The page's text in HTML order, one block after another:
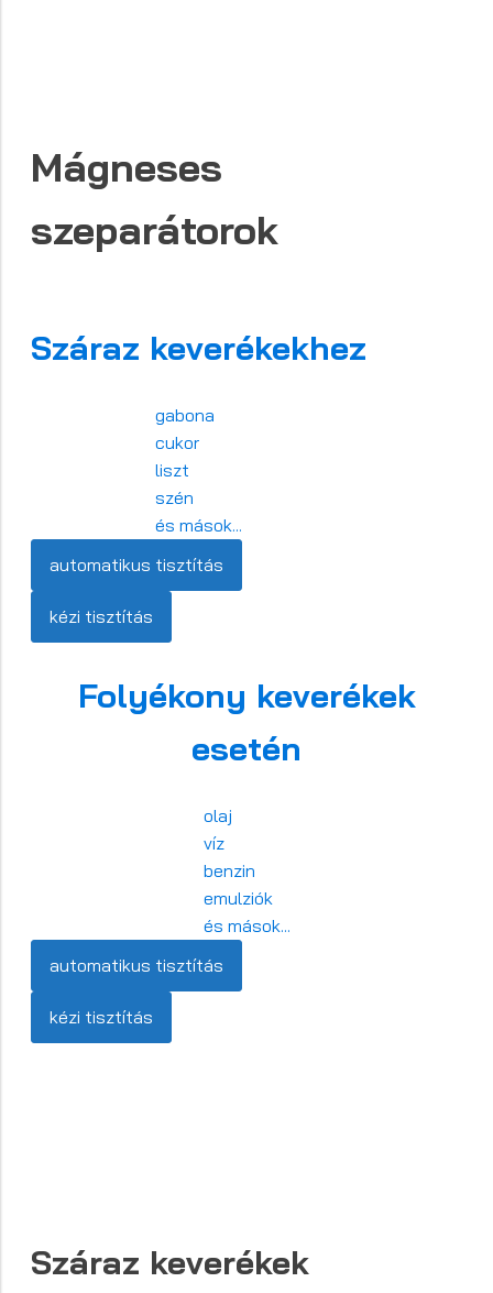
Mágneses
szeparátorok
Száraz keverékekhez
gabona
cukor
liszt
szén
és mások...
automatikus tisztítás
kézi tisztítás
Folyékony keverékek
esetén
olaj
víz
benzin
emulziók
és mások...
automatikus tisztítás
kézi tisztítás
Száraz keverékek